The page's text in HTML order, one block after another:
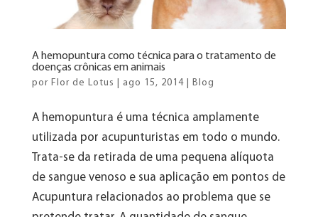
A hemopuntura como técnica para o tratamento de
doenças crônicas em animais
por Flor de Lotus ago 15, 2014| Blog
A hemopuntura é uma técnica amplamente
utilizada por acupunturistas em todo o mundo.
Trata-se da retirada de uma pequena alíquota
de sangue venoso e sua aplicação em pontos de
Acupuntura relacionados ao problema que se